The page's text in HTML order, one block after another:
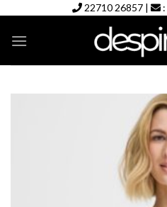
content
22710 26857 | :